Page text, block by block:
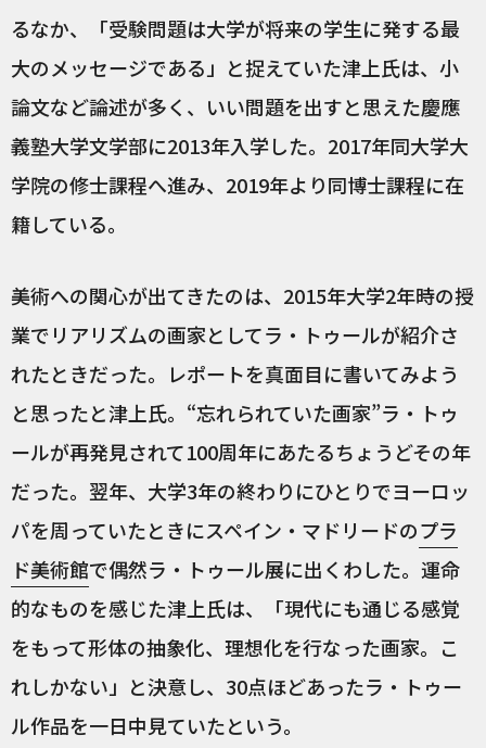
るなか、「受験問題は大学が将来の学生に発する最
大のメッセージである」と捉えていた津上氏は、小
論文など論述が多く、いい問題を出すと思えた慶應
義塾大学文学部に2013年入学した。2017年同大学大
学院の修士課程へ進み、2019年より同博士課程に在
籍している。
美術への関心が出てきたのは、2015年大学2年時の授
業でリアリズムの画家としてラ・トゥールが紹介さ
れたときだった。レポートを真面目に書いてみよう
と思ったと津上氏。“忘れられていた画家”ラ・トゥ
ールが再発見されて100周年にあたるちょうどその年
だった。翌年、大学3年の終わりにひとりでヨーロッ
パを周っていたときにスペイン・マドリードのプラ
ド美術館で偶然ラ・トゥール展に出くわした。運命
的なものを感じた津上氏は、「現代にも通じる感覚
をもって形体の抽象化、理想化を行なった画家。こ
れしかない」と決意し、30点ほどあったラ・トゥー
ル作品を一日中見ていたという。